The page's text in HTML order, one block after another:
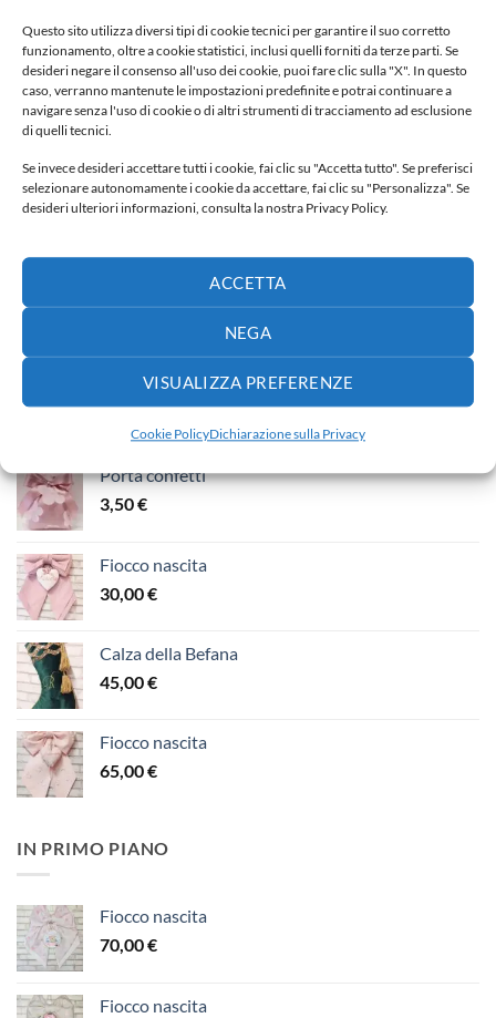
Questo sito utilizza diversi tipi di cookie tecnici per garantire il suo corretto
funzionamento, oltre a cookie statistici, inclusi quelli forniti da terze parti. Se
desideri negare il consenso all'uso dei cookie, puoi fare clic sulla "X". In questo
caso, verranno mantenute le impostazioni predefinite e potrai continuare a
navigare senza l'uso di cookie o di altri strumenti di tracciamento ad esclusione
di quelli tecnici.
Se invece desideri accettare tutti i cookie, fai clic su "Accetta tutto". Se preferisci
selezionare autonomamente i cookie da accettare, fai clic su "Personalizza". Se
desideri ulteriori informazioni, consulta la nostra Privacy Policy.
ACCETTA
NEGA
VISUALIZZA PREFERENZE
Cookie PolicyDichiarazione sulla Privacy
Fiocco nascita
65,00€
Fiocco nascita
Fiocco nascita
PIÙ VENDUTI
Porta confetti
3,50€
Fiocco nascita
30,00€
Calza della Befana
45,00€
Fiocco nascita
65,00€
IN PRIMO PIANO
Fiocco nascita
70,00€
Fiocco nascita